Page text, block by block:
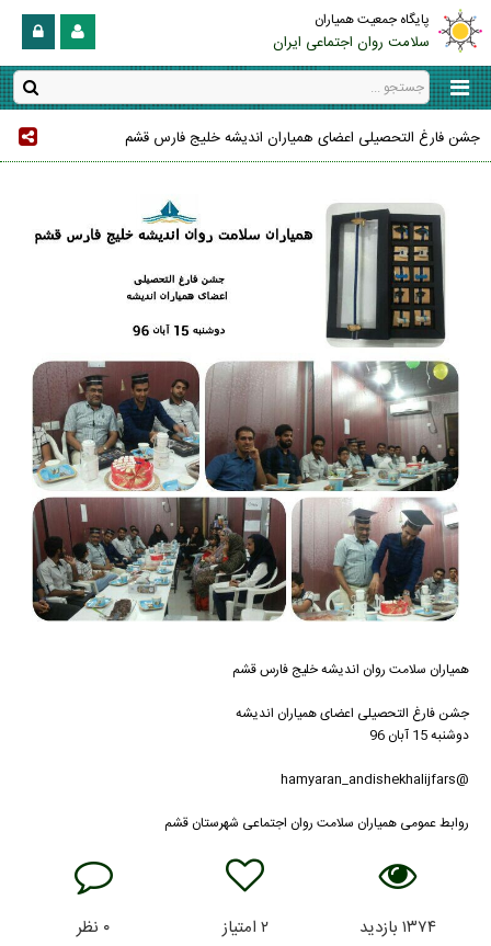
پایگاه جمعیت همیاران
سلامت روان اجتماعی ایران
جشن فارغ التحصیلی اعضای همیاران اندیشه خلیج فارس قشم
همیاران سلامت روان اندیشه خلیج فارس قشم
جشن فارغ التحصیلی اعضای همیاران اندیشه
دوشنبه 15 آبان 96
@hamyaran_andishekhalijfars
روابط عمومی همیاران سلامت روان اجتماعی شهرستان قشم
۱۳۷۴ بازدید ۲ امتیاز ۰ نظر